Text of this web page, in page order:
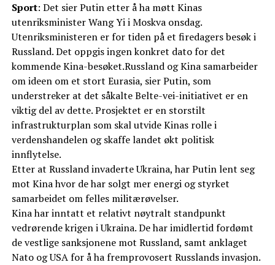
Sport: Det sier Putin etter å ha møtt Kinas
utenriksminister Wang Yi i Moskva onsdag.
Utenriksministeren er for tiden på et firedagers besøk i
Russland. Det oppgis ingen konkret dato for det
kommende Kina-besøket.Russland og Kina samarbeider
om ideen om et stort Eurasia, sier Putin, som
understreker at det såkalte Belte-vei-initiativet er en
viktig del av dette. Prosjektet er en storstilt
infrastrukturplan som skal utvide Kinas rolle i
verdenshandelen og skaffe landet økt politisk
innflytelse.
Etter at Russland invaderte Ukraina, har Putin lent seg
mot Kina hvor de har solgt mer energi og styrket
samarbeidet om felles militærøvelser.
Kina har inntatt et relativt nøytralt standpunkt
vedrørende krigen i Ukraina. De har imidlertid fordømt
de vestlige sanksjonene mot Russland, samt anklaget
Nato og USA for å ha fremprovosert Russlands invasjon.